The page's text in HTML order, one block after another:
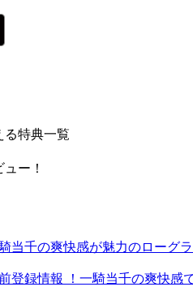
る特典一覧
ー！
当千の爽快感が魅力のローグ
登録情報 ！一騎当千の爽快感